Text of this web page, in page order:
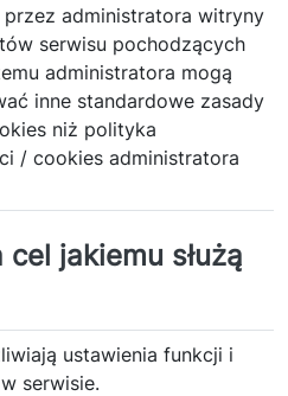
przez administratora witryny
serwisu pochodzących
administratora mogą
inne standardowe zasady
niż polityka
/ cookies administratora
jakiemu służą
ustawienia funkcji i
w serwisie.